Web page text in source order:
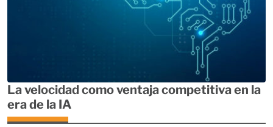
La velocidad como ventaja competitiva en la
era de la IA